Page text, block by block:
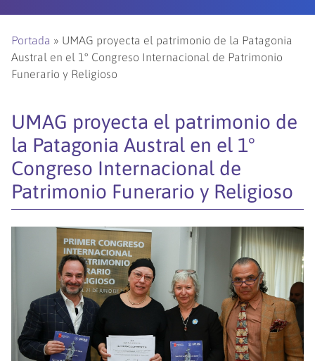
Portada » UMAG proyecta el patrimonio de la Patagonia
Austral en el 1° Congreso Internacional de Patrimonio
Funerario y Religioso
UMAG proyecta el patrimonio de
la Patagonia Austral en el 1°
Congreso Internacional de
Patrimonio Funerario y Religioso